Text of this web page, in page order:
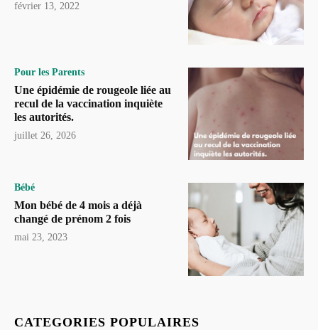
février 13, 2022
Pour les Parents
Une épidémie de rougeole liée au
recul de la vaccination inquiète
les autorités.
juillet 26, 2026
Bébé
Mon bébé de 4 mois a déjà
changé de prénom 2 fois
mai 23, 2023
CATEGORIES POPULAIRES